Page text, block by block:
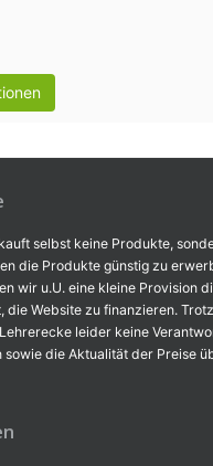
selbst keine Produkte,
die Produkte günstig zu
wir u.U. eine kleine Provision
die Website zu finanzieren.
leider keine
sowie die Aktualität der Preise